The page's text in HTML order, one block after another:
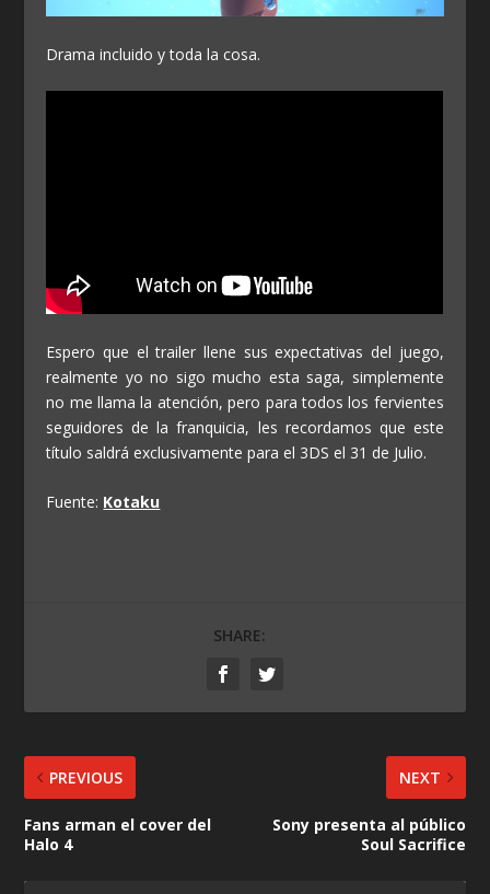
Drama incluido y toda la cosa.
Espero que el trailer llene sus expectativas del juego,
realmente yo no sigo mucho esta saga, simplemente
no me llama la atención, pero para todos los fervientes
seguidores de la franquicia, les recordamos que este
título saldrá exclusivamente para el 3DS el 31 de Julio.
Fuente: Kotaku
SHARE:
PREVIOUS
Fans arman el cover del
Halo 4
NEXT
Sony presenta al público
Soul Sacrifice